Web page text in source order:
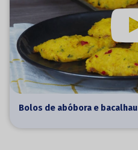
Bolos de abóbora e bacalhau